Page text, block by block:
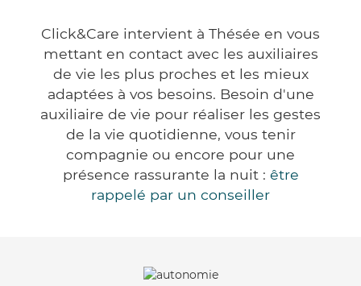
Click&Care intervient à Thésée en vous
mettant en contact avec les auxiliaires
de vie les plus proches et les mieux
adaptées à vos besoins. Besoin d'une
auxiliaire de vie pour réaliser les gestes
de la vie quotidienne, vous tenir
compagnie ou encore pour une
présence rassurante la nuit : être
rappelé par un conseiller